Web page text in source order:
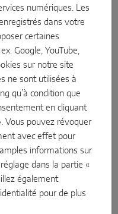
aussi peu que possible.
par exemple en
Dans ce domaine
de matériaux
à l'échelle
numériques. Les
dans votre
certaines
Google, YouTube,
sur notre site
ne sont utilisées à
qu’à condition que
en cliquant
Vous pouvez révoquer
avec effet pour
informations sur
dans la partie «
également
pour de plus